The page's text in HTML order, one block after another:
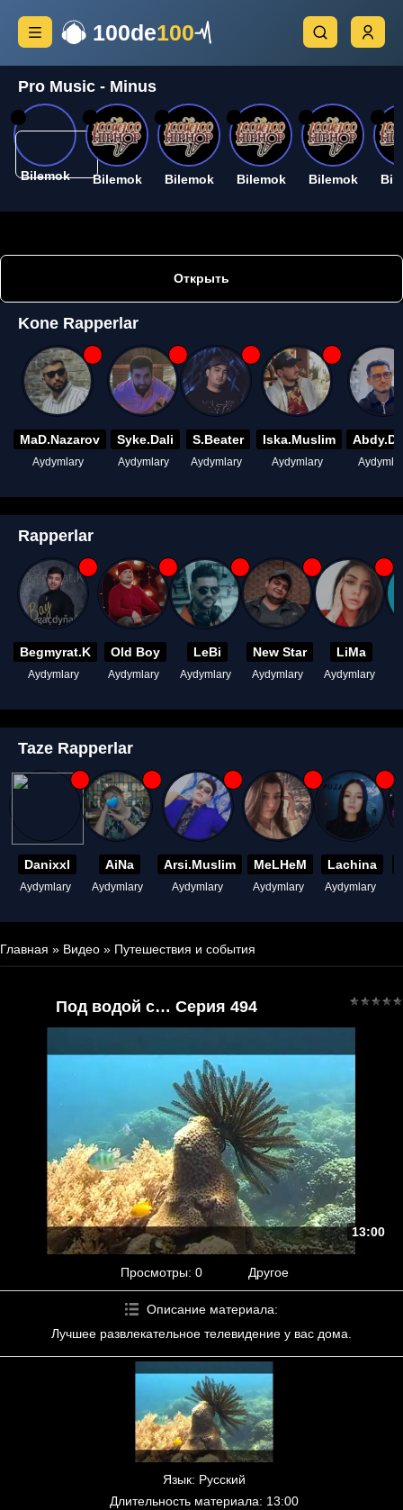
100de100
Pro Music - Minus
Bilemok Bilemok Bilemok Bilemok Bilemok
Открыть
Kone Rapperlar
MaD.Nazarov
Aydymlary
Syke.Dali
Aydymlary
S.Beater
Aydymlary
Iska.Muslim
Aydymlary
Rapperlar
Begmyrat.K
Aydymlary
Old Boy
Aydymlary
LeBi
Aydymlary
New Star
Aydymlary
LiMa
Aydymlary
Taze Rapperlar
Danixxl
Aydymlary
AiNa
Aydymlary
Arsi.Muslim
Aydymlary
MeLHeM
Aydymlary
Lachina
Aydymlary
Главная » Видео » Путешествия и события
Под водой с… Серия 494
13:00
Просмотры: 0 Другое
Описание материала:
Лучшее развлекательное телевидение у вас дома.
Язык: Русский
Длительность материала: 13:00